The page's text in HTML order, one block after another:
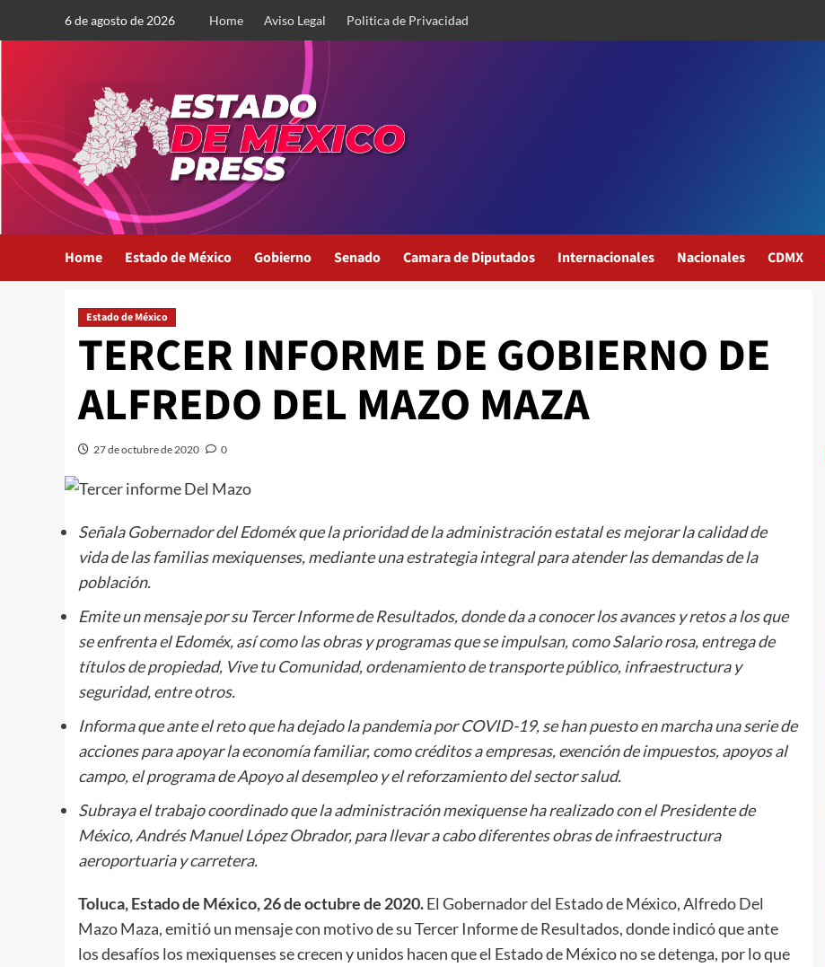
6 de agosto de 2026 Home Aviso Legal Politica de Privacidad
Home Estado de México Gobierno Senado Camara de Diputados Internacionales Nacionales CDMX
Estado de México
TERCER INFORME DE GOBIERNO DE
ALFREDO DEL MAZO MAZA
27 de octubre de 2020 0
Señala Gobernador del Edoméx que la prioridad de la administración estatal es mejorar la calidad de
vida de las familias mexiquenses, mediante una estrategia integral para atender las demandas de la
población.
Emite un mensaje por su Tercer Informe de Resultados, donde da a conocer los avances y retos a los que
se enfrenta el Edoméx, así como las obras y programas que se impulsan, como Salario rosa, entrega de
títulos de propiedad, Vive tu Comunidad, ordenamiento de transporte público, infraestructura y
seguridad, entre otros.
Informa que ante el reto que ha dejado la pandemia por COVID-19, se han puesto en marcha una serie de
acciones para apoyar la economía familiar, como créditos a empresas, exención de impuestos, apoyos al
campo, el programa de Apoyo al desempleo y el reforzamiento del sector salud.
Subraya el trabajo coordinado que la administración mexiquense ha realizado con el Presidente de
México, Andrés Manuel López Obrador, para llevar a cabo diferentes obras de infraestructura
aeroportuaria y carretera.
Toluca, Estado de México, 26 de octubre de 2020.El Gobernador del Estado de México, Alfredo Del
Mazo Maza, emitió un mensaje con motivo de su Tercer Informe de Resultados, donde indicó que ante
los desafíos los mexiquenses se crecen y unidos hacen que el Estado de México no se detenga, por lo que